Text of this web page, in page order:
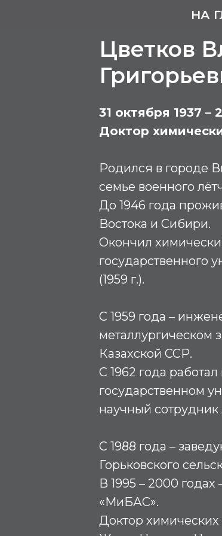
НА
Цветков
31 октября 1937 –
Доктор
Родился в городе
семье военного
До 1946 года
Востока и Сибири.
Окончил
государственного
(1959 г.).
С 1959 года –
металлургическом
Казахской ССР.
С 1962 года
государственном
научный
С 1988 года –
Горьковского
В 1995 – 2000
«МиБАС».
Доктор химических